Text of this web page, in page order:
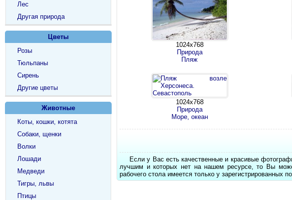
1024х768
Природа
Пляж
1024х768
Природа
Море, океан
Если у Вас есть качественные и красивые
лучшим и которых нет на нашем ресурсе, то Вы
рабочего стола имеется только у зарегистрированных
Лес
Другая природа
Цветы
Розы
Тюльпаны
Сирень
Другие цветы
Животные
Коты, кошки, котята
Собаки, щенки
Волки
Лошади
Медведи
Тигры, львы
Птицы